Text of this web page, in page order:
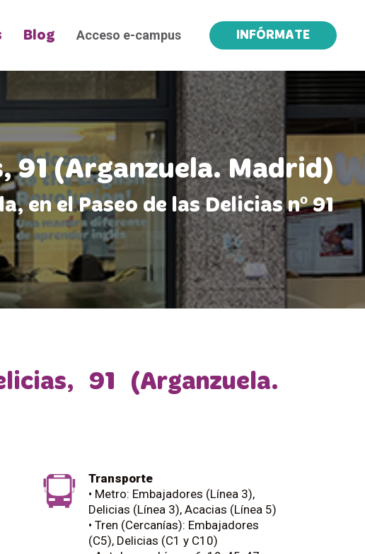
Blog Acceso e-campus INFÓRMATE
91 (Arganzuela. Madrid)
en el Paseo de las Delicias nº 91
91 (Arganzuela.
Transporte
• Metro: Embajadores (Línea 3),
Delicias (Línea 3), Acacias (Línea 5)
• Tren (Cercanías): Embajadores
(C5), Delicias (C1 y C10)